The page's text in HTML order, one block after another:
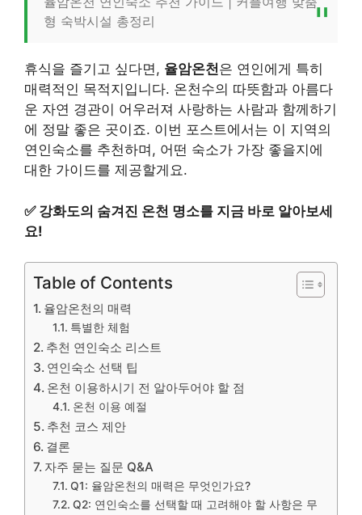
형 숙박시설 총정리
휴식을 즐기고 싶다면, 율암온천은 연인에게 특히
매력적인 목적지입니다. 온천수의 따뜻함과 아름다
운 자연 경관이 어우러져 사랑하는 사람과 함께하기
에 정말 좋은 곳이죠. 이번 포스트에서는 이 지역의
연인숙소를 추천하며, 어떤 숙소가 가장 좋을지에
대한 가이드를 제공할게요.
✅ 강화도의 숨겨진 온천 명소를 지금 바로 알아보세
요!
Table of Contents
율암온천의 매력
특별한 체험
추천 연인숙소 리스트
연인숙소 선택 팁
온천 이용하시기 전 알아두어야 할 점
온천 이용 예절
추천 코스 제안
결론
자주 묻는 질문 Q&A
Q1: 율암온천의 매력은 무엇인가요?
Q2: 연인숙소를 선택할 때 고려해야 할 사항은 무